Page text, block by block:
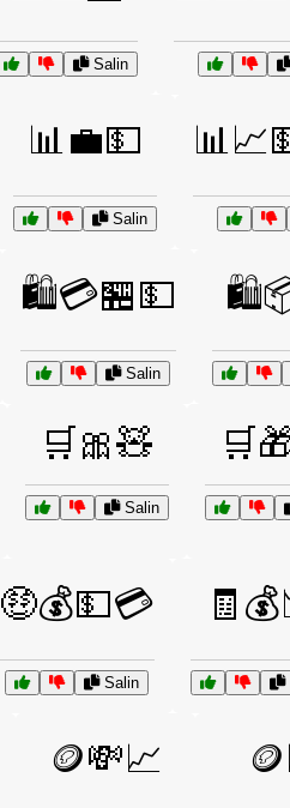
Salin
📊💼💵
Salin
🛍️💳🏪💵
Salin
🛒🎀🧸
Salin
🤑💰💵💳
Salin
🪙💸📈